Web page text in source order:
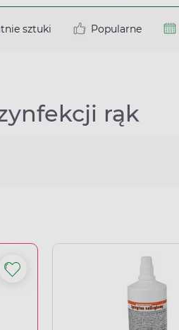
sztuki Popularne
rąk